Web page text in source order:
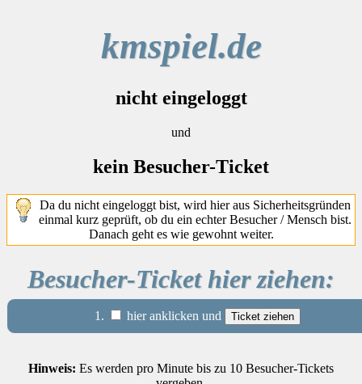
kmspiel.de
nicht eingeloggt
und
kein Besucher-Ticket
Da du nicht eingeloggt bist, wird hier aus Sicherheitsgründen
einmal kurz geprüft, ob du ein echter Besucher / Mensch bist.
Danach geht es wie gewohnt weiter.
Besucher-Ticket hier ziehen:
1. hier anklicken und
Hinweis: Es werden pro Minute bis zu 10 Besucher-Tickets